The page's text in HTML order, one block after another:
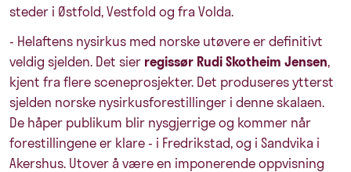
steder i Østfold, Vestfold og fra Volda.
- Helaftens nysirkus med norske utøvere er definitivt
veldig sjelden. Det sier regissør Rudi Skotheim Jensen,
kjent fra flere sceneprosjekter. Det produseres ytterst
sjelden norske nysirkusforestillinger i denne skalaen.
De håper publikum blir nysgjerrige og kommer når
forestillingene er klare - i Fredrikstad, og i Sandvika i
Akershus. Utover å være en imponerende oppvisning